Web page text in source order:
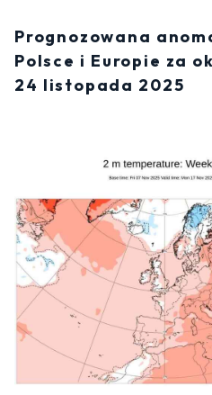
Prognozowana
Polsce i Europie za
24 listopada 2025